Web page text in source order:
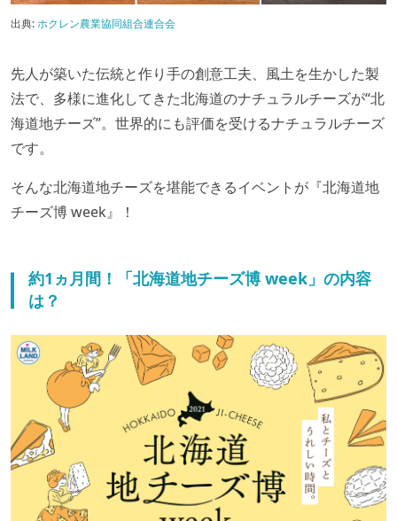
出典:ホクレン農業協同組合連合会
先人が築いた伝統と作り手の創意工夫、風土を生かした製
法で、多様に進化してきた北海道のナチュラルチーズが“北
海道地チーズ”。世界的にも評価を受けるナチュラルチーズ
です。
そんな北海道地チーズを堪能できるイベントが『北海道地
チーズ博 week』！
約1ヵ月間！「北海道地チーズ博 week」の内容
は？